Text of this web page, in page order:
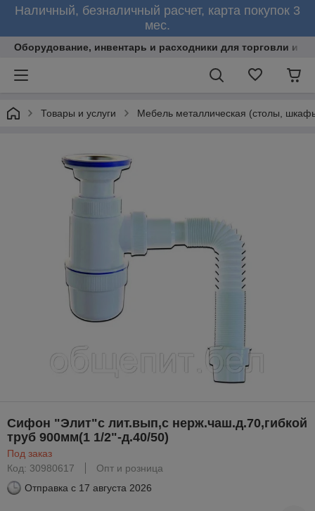
Наличный, безналичный расчет, карта покупок 3
мес.
Оборудование, инвентарь и расходники для торговли и
Товары и услуги Мебель металлическая (столы,
Сифон "Элит"с лит.вып,с нерж.чаш.д.70,гибкой
труб 900мм(1 1/2"-д.40/50)
Под заказ
Код: 30980617
Опт и розница
Отправка с 17 августа 2026